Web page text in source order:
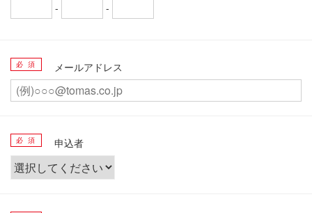
- -
メールアドレス
必 須
申込者
必 須